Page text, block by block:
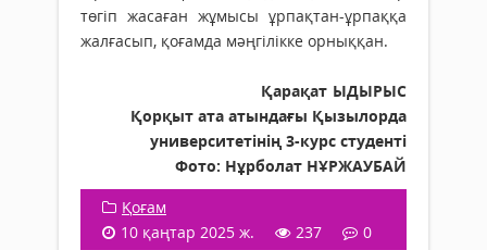
төгіп жасаған жұмысы ұрпақтан-ұрпаққа
жалғасып, қоғамда мәңгілікке орныққан.
Қарақат ЫДЫРЫС
Қорқыт ата атындағы Қызылорда
университетінің 3-курс студенті
Фото: Нұрболат НҰРЖАУБАЙ
Қоғам
10 қаңтар 2025 ж.
237 0